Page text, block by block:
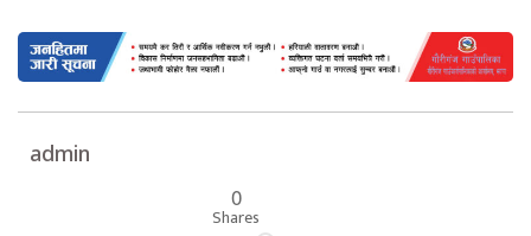
admin
0
Shares